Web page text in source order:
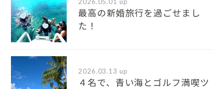
最高の新婚旅行を過ごせまし
た！
2026.03.13 up
４名で、青い海とゴルフ満喫ツ